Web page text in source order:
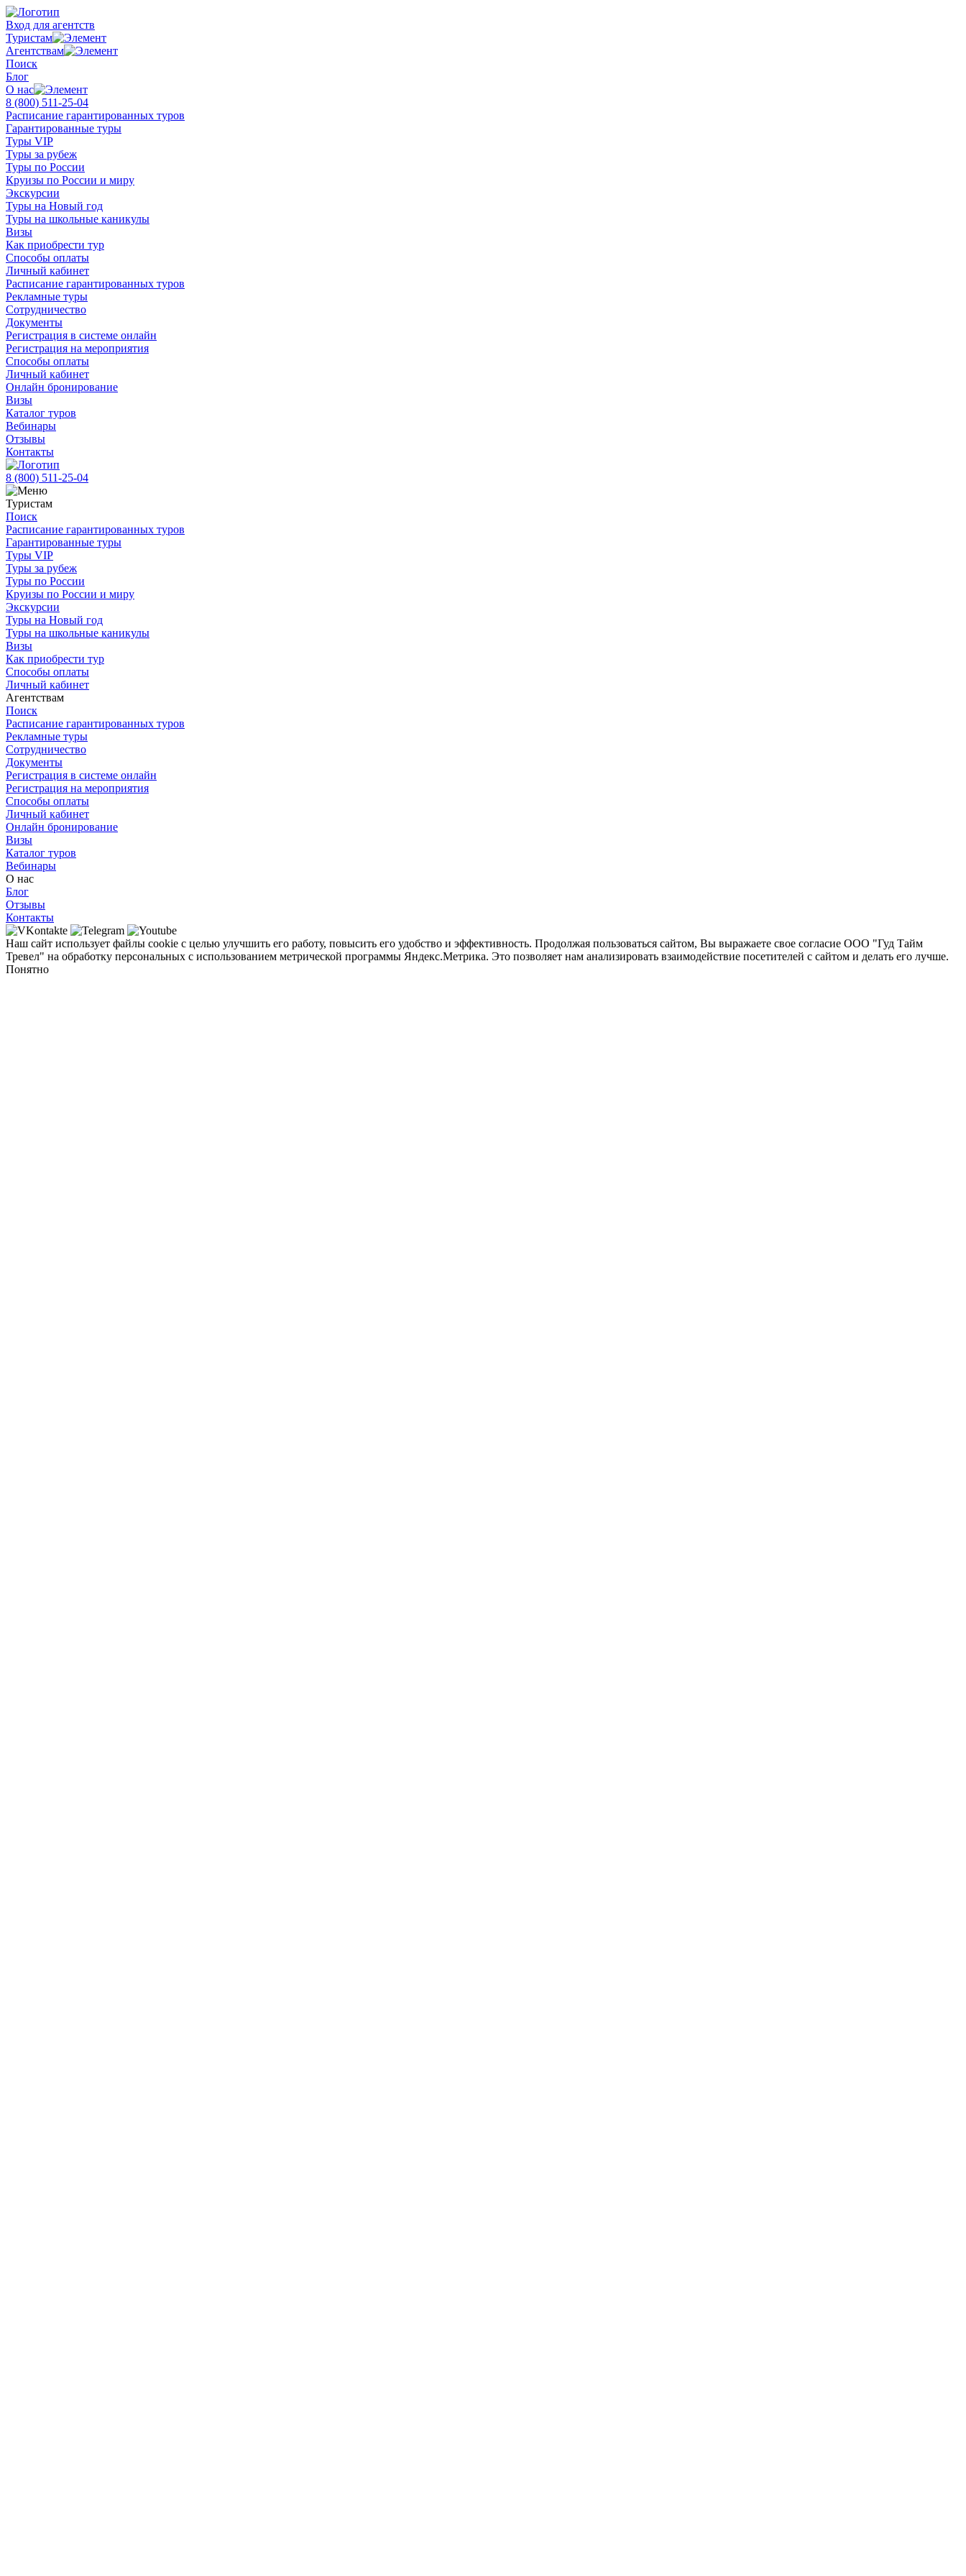
Вход для агентств
Туристам
Агентствам
Поиск
Блог
О нас
8 (800) 511-25-04
Расписание гарантированных туров
Гарантированные туры
Туры VIP
Туры за рубеж
Туры по России
Круизы по России и миру
Экскурсии
Туры на Новый год
Туры на школьные каникулы
Визы
Как приобрести тур
Способы оплаты
Личный кабинет
Расписание гарантированных туров
Рекламные туры
Сотрудничество
Документы
Регистрация в системе онлайн
Регистрация на мероприятия
Способы оплаты
Личный кабинет
Онлайн бронирование
Визы
Каталог туров
Вебинары
Отзывы
Контакты
8 (800) 511-25-04
Туристам
Поиск
Расписание гарантированных туров
Гарантированные туры
Туры VIP
Туры за рубеж
Туры по России
Круизы по России и миру
Экскурсии
Туры на Новый год
Туры на школьные каникулы
Визы
Как приобрести тур
Способы оплаты
Личный кабинет
Агентствам
Поиск
Расписание гарантированных туров
Рекламные туры
Сотрудничество
Документы
Регистрация в системе онлайн
Регистрация на мероприятия
Способы оплаты
Личный кабинет
Онлайн бронирование
Визы
Каталог туров
Вебинары
О нас
Блог
Отзывы
Контакты
Наш сайт использует файлы cookie с целью улучшить его работу, повысить его удобство и эффективность. Продолжая пользоваться сайтом, Вы выражаете свое согласие ООО "Гуд Тайм
Тревел" на обработку персональных с использованием метрической программы Яндекс.Метрика. Это позволяет нам анализировать взаимодействие посетителей с сайтом и делать его лучше.
Понятно